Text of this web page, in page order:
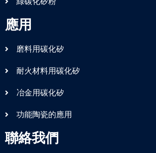
應用
磨料用碳化矽
耐火材料用碳化矽
冶金用碳化矽
功能陶瓷的應用
聯絡我們